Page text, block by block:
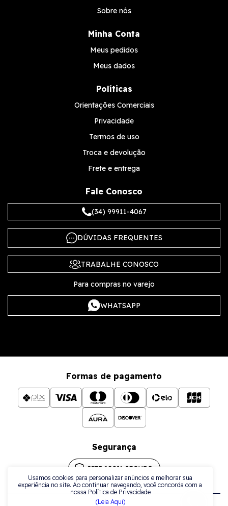
Usamos cookies para personalizar anúncios e melhorar sua
experiência no site. Ao continuar navegando, você concorda com a
nossa Política de Privacidade
(Leia Aqui)
Sobre nós
Minha Conta
Meus pedidos
Meus dados
Políticas
Orientações Comerciais
Privacidade
Termos de uso
Troca e devolução
Frete e entrega
Fale Conosco
(34) 99911-4067
DÚVIDAS FREQUENTES
TRABALHE CONOSCO
Para compras no varejo
WHATSAPP
Formas de pagamento
Segurança